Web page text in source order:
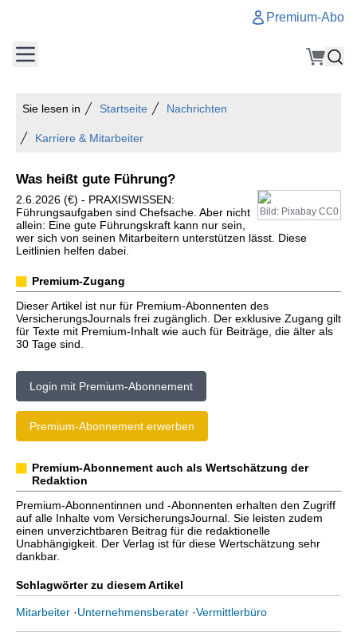
Premium-Abo
Sie lesen in Startseite Nachrichten
Karriere & Mitarbeiter
Was heißt gute Führung?
Bild: Pixabay CC0
2.6.2026 (€) - PRAXISWISSEN:
Führungsaufgaben sind Chefsache. Aber nicht
allein: Eine gute Führungskraft kann nur sein,
wer sich von seinen Mitarbeitern unterstützen lässt. Diese
Leitlinien helfen dabei.
Premium-Zugang
Dieser Artikel ist nur für Premium-Abonnenten des
VersicherungsJournals frei zugänglich. Der exklusive Zugang gilt
für Texte mit Premium-Inhalt wie auch für Beiträge, die älter als
30 Tage sind.
Login mit Premium-Abonnement
Premium-Abonnement erwerben
Premium-Abonnement auch als Wertschätzung der
Redaktion
Premium-Abonnentinnen und -Abonnenten erhalten den Zugriff
auf alle Inhalte vom VersicherungsJournal. Sie leisten zudem
einen unverzichtbaren Beitrag für die redaktionelle
Unabhängigkeit. Der Verlag ist für diese Wertschätzung sehr
dankbar.
Schlagwörter zu diesem Artikel
Mitarbeiter ·Unternehmensberater ·Vermittlerbüro